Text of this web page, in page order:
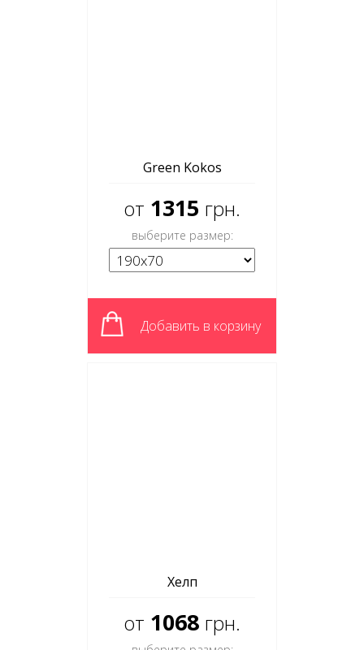
Green Kokos
от 1315 грн.
выберите размер:
Добавить в корзину
Хелп
от 1068 грн.